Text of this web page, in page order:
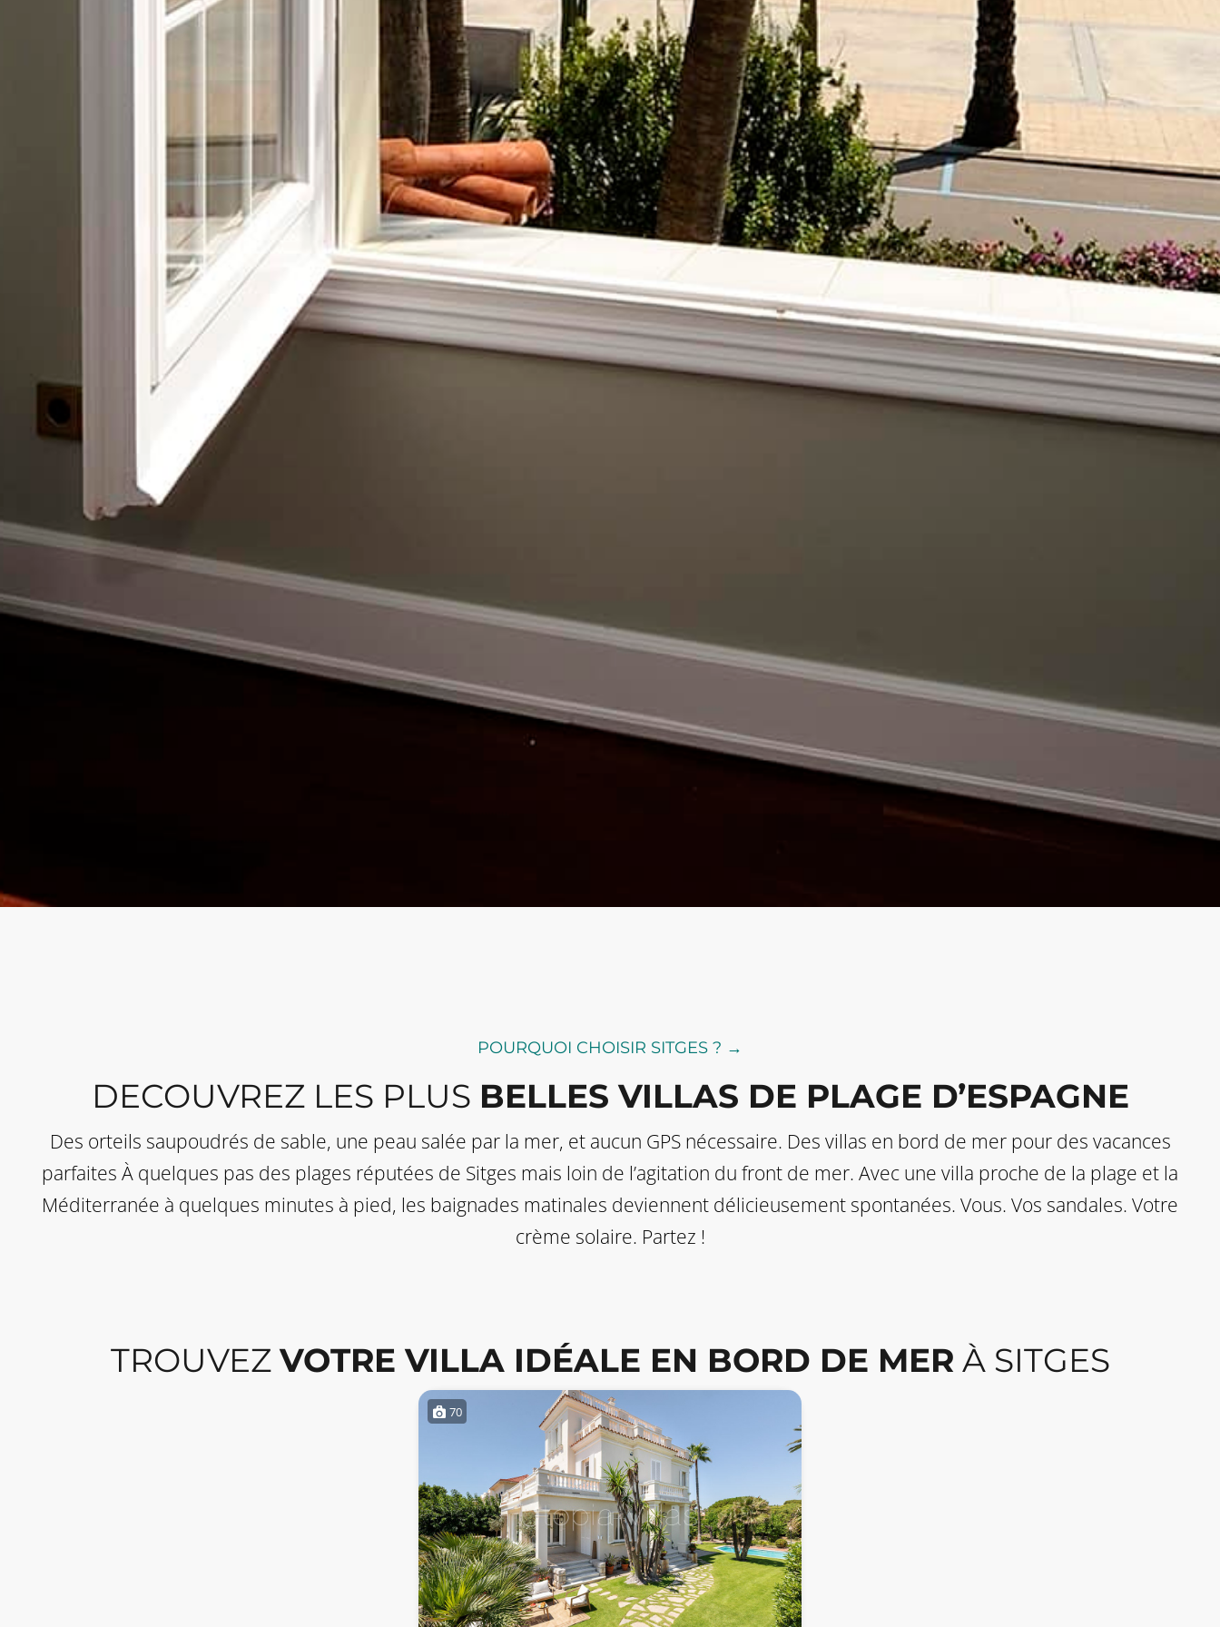
POURQUOI CHOISIR SITGES ? →
DECOUVREZ LES PLUS BELLES VILLAS DE PLAGE D’ESPAGNE
Des orteils saupoudrés de sable, une peau salée par la mer, et aucun GPS nécessaire. Des villas en bord de mer pour des vacances
parfaites À quelques pas des plages réputées de Sitges mais loin de l’agitation du front de mer. Avec une villa proche de la plage et la
Méditerranée à quelques minutes à pied, les baignades matinales deviennent délicieusement spontanées. Vous. Vos sandales. Votre
crème solaire. Partez !
TROUVEZ VOTRE VILLA IDÉALE EN BORD DE MER À SITGES
70